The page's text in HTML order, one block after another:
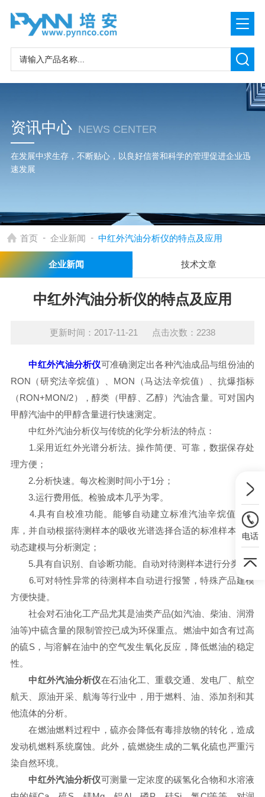
资讯中心 NEWS CENTER
在发展中求生存，不断贴心，以良好信誉和科学的管理促进企业迅
速发展
首页 - 企业新闻 - 中红外汽油分析仪的特点及应用
企业新闻 技术文章
中红外汽油分析仪的特点及应用
更新时间：2017-11-21 点击次数：2238
中红外汽油分析仪可准确测定出各种汽油成品与组份油的
RON（研究法辛烷值）、MON（马达法辛烷值）、抗爆指标
（RON+MON/2），醇类（甲醇、乙醇）汽油含量。可对国内
甲醇汽油中的甲醇含量进行快速测定。
中红外汽油分析仪与传统的化学分析法的特点：
1.采用近红外光谱分析法。操作简便、可靠，数据保存处
理方便；
2.分析快速。每次检测时间小于1分；
3.运行费用低。检验成本几乎为零。
4.具有自校准功能。能够自动建立标准汽油辛烷值样本
库，并自动根据待测样本的吸收光谱选择合适的标准样本进行
动态建模与分析测定；
5.具有自识别、自诊断功能。自动对待测样本进行分类；
6.可对特性异常的待测样本自动进行报警，特殊产品建模
方便快捷。
社会对石油化工产品尤其是油类产品(如汽油、柴油、润滑
油等)中硫含量的限制管控已成为环保重点。燃油中如含有过高
的硫S，与溶解在油中的空气发生氧化反应，降低燃油的稳定
性。
中红外汽油分析仪在石油化工、重载交通、发电厂、航空
航天、原油开采、航海等行业中，用于燃料、油、添加剂和其
他流体的分析。
在燃油燃料过程中，硫亦会降低有毒排放物的转化，造成
发动机燃料系统腐蚀。此外，硫燃烧生成的二氧化硫也严重污
染自然环境。
中红外汽油分析仪可测量一定浓度的碳氢化合物和水溶液
电话